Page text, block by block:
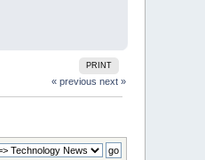
PRINT
« previous next »